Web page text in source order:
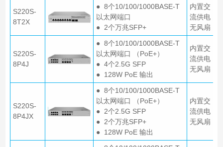
S220S-
8T2X
● 8个10/100/1000BASE-T
以太网端口
● 2个万兆SFP+
内置交
流供电
无风扇
S220S-
8P4J
● 8个10/100/1000BASE-T
以太网端口 （PoE+）
● 4个2.5G SFP
● 128W PoE 输出
内置交
流供电
无风扇
S220S-
8P4JX
● 8个10/100/1000BASE-T
以太网端口 （PoE+）
● 2个2.5G SFP
● 2个万兆SFP+
● 128W PoE 输出
内置交
流供电
无风扇